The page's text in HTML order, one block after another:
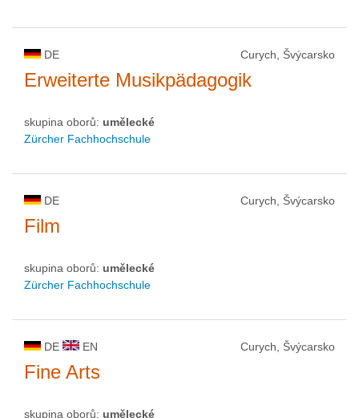
DE Curych, Švýcarsko
Erweiterte Musikpädagogik
skupina oborů: umělecké
Zürcher Fachhochschule
DE Curych, Švýcarsko
Film
skupina oborů: umělecké
Zürcher Fachhochschule
DE EN Curych, Švýcarsko
Fine Arts
skupina oborů: umělecké